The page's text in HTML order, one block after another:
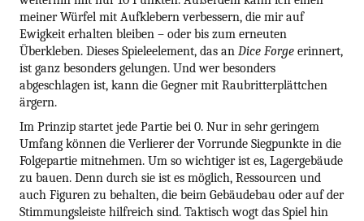
meiner Würfel mit Aufklebern verbessern, die mir auf
Ewigkeit erhalten bleiben – oder bis zum erneuten
Überkleben. Dieses Spieleelement, das an Dice Forge erinnert,
ist ganz besonders gelungen. Und wer besonders
abgeschlagen ist, kann die Gegner mit Raubritterplättchen
ärgern.
Im Prinzip startet jede Partie bei 0. Nur in sehr geringem
Umfang können die Verlierer der Vorrunde Siegpunkte in die
Folgepartie mitnehmen. Um so wichtiger ist es, Lagergebäude
zu bauen. Denn durch sie ist es möglich, Ressourcen und
auch Figuren zu behalten, die beim Gebäudebau oder auf der
Stimmungsleiste hilfreich sind. Taktisch wogt das Spiel hin